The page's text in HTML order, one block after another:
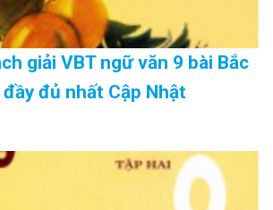
giải VBT ngữ văn 9 bài Bắc
đủ nhất Cập Nhật